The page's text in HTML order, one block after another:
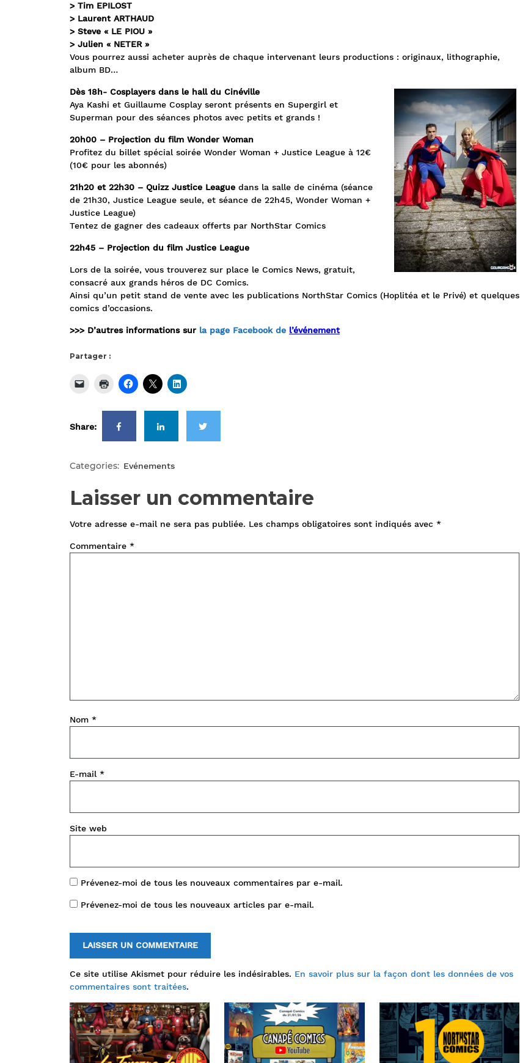
> Tim EPILOST
> Laurent ARTHAUD
> Steve « LE PIOU »
> Julien « NETER »
Vous pourrez aussi acheter auprès de chaque intervenant leurs productions : originaux, lithographie,
album BD…
Dès 18h- Cosplayers dans le hall du Cinéville
Aya Kashi et Guillaume Cosplay seront présents en Supergirl et
Superman pour des séances photos avec petits et grands !
20h00 – Projection du film Wonder Woman
Profitez du billet spécial soirée Wonder Woman + Justice League à 12€
(10€ pour les abonnés)
21h20 et 22h30 – Quizz Justice League dans la salle de cinéma (séance
de 21h30, Justice League seule, et séance de 22h45, Wonder Woman +
Justice League)
Tentez de gagner des cadeaux offerts par NorthStar Comics
22h45 – Projection du film Justice League
Lors de la soirée, vous trouverez sur place le Comics News, gratuit,
consacré aux grands héros de DC Comics.
Ainsi qu’un petit stand de vente avec les publications NorthStar Comics (Hoplitéa et le Privé) et quelques
comics d’occasions.
>>> D’autres informations sur la page Facebook de l’événement
Partager :
Share:
Categories: Evénements
Laisser un commentaire
Votre adresse e-mail ne sera pas publiée. Les champs obligatoires sont indiqués avec *
Commentaire *
Nom *
E-mail *
Site web
Prévenez-moi de tous les nouveaux commentaires par e-mail.
Prévenez-moi de tous les nouveaux articles par e-mail.
Ce site utilise Akismet pour réduire les indésirables. En savoir plus sur la façon dont les données de vos
commentaires sont traitées.